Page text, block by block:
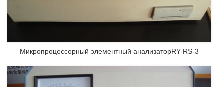
Микропроцессорный элементный анализаторRY-RS-3